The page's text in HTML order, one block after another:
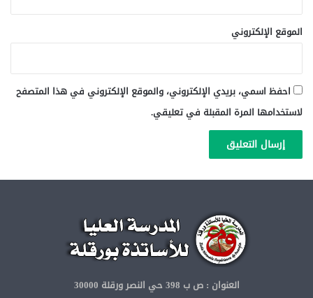
الموقع الإلكتروني
احفظ اسمي، بريدي الإلكتروني، والموقع الإلكتروني في هذا المتصفح
لاستخدامها المرة المقبلة في تعليقي.
العنوان : ص ب 398 حي النصر ورقلة 30000